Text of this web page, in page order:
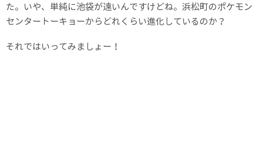
た。いや、単純に池袋が遠いんですけどね。浜松町のポケモン
センタートーキョーからどれくらい進化しているのか？
それではいってみましょー！